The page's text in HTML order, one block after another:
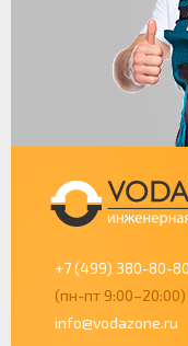
+7 (499) 380-80-80
(пн-пт 9:00–20:00)
info@vodazone.ru